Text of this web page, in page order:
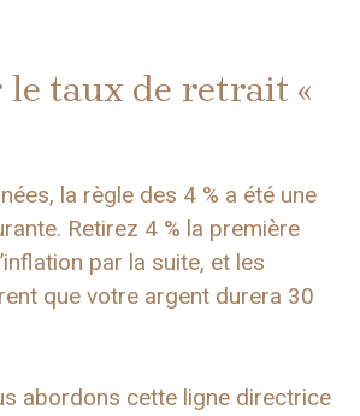
le taux de retrait «
la règle des 4 % a été une
Retirez 4 % la première
par la suite, et les
que votre argent durera 30
abordons cette ligne directrice